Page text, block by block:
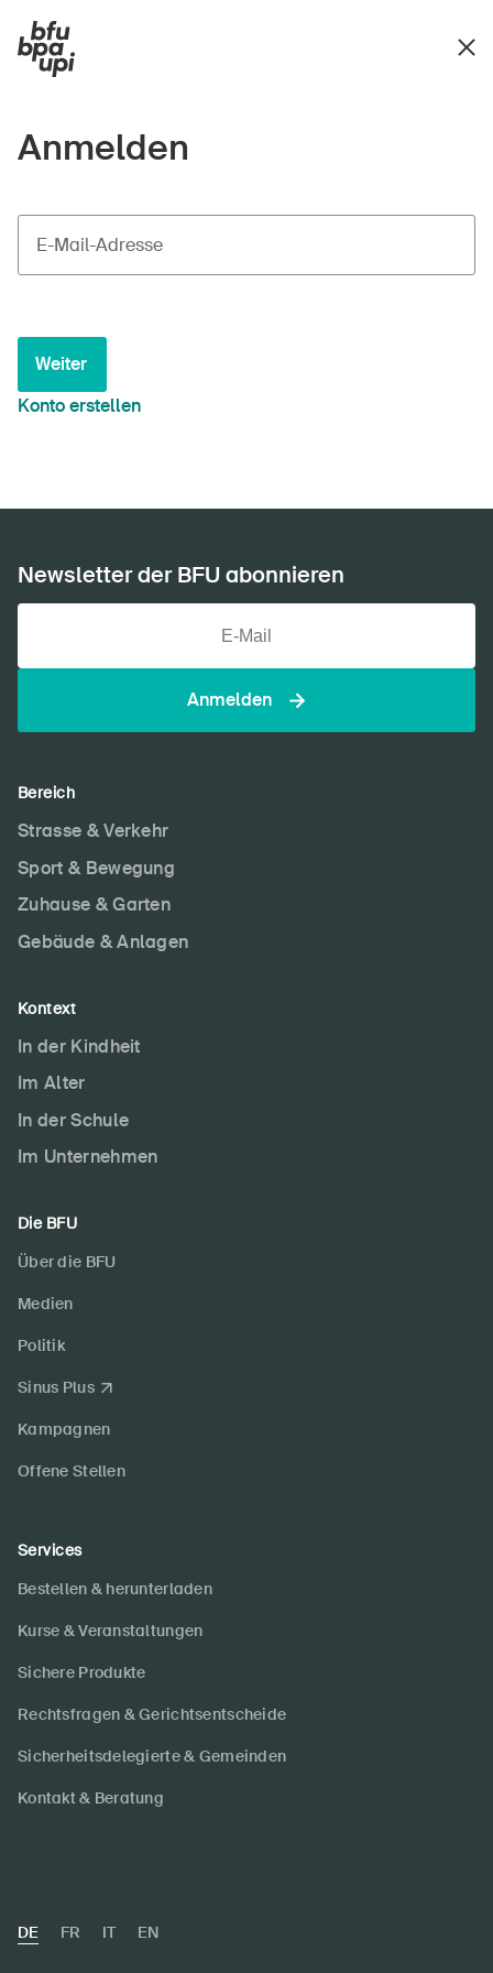
Anmelden
E-Mail-Adresse
Weiter
Konto erstellen
Newsletter der BFU abonnieren
Anmelden
Bereich
Strasse & Verkehr
Sport & Bewegung
Zuhause & Garten
Gebäude & Anlagen
Kontext
In der Kindheit
Im Alter
In der Schule
Im Unternehmen
Die BFU
Über die BFU
Medien
Politik
Sinus Plus
Kampagnen
Offene Stellen
Services
Bestellen & herunterladen
Kurse & Veranstaltungen
Sichere Produkte
Rechtsfragen & Gerichtsentscheide
Sicherheitsdelegierte & Gemeinden
Kontakt & Beratung
DE FR IT EN